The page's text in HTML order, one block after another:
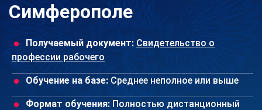
Симферополе
Получаемый документ: Свидетельство о
профессии рабочего
Обучение на базе: Среднее неполное или выше
Формат обучения: Полностью дистанционный